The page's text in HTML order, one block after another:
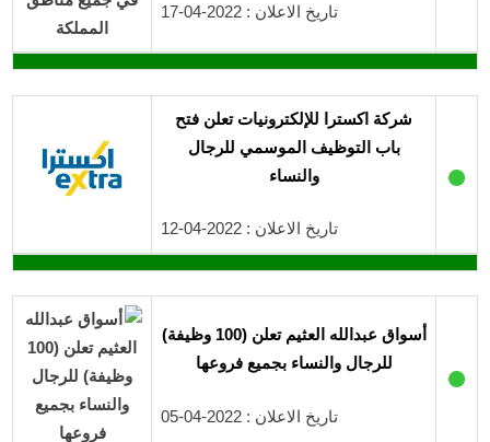
تاريخ الاعلان : 2022-04-17
●
شركة اكسترا للإلكترونيات تعلن فتح
باب التوظيف الموسمي للرجال
والنساء
تاريخ الاعلان : 2022-04-12
●
أسواق عبدالله العثيم تعلن (100 وظيفة)
للرجال والنساء بجميع فروعها
تاريخ الاعلان : 2022-04-05